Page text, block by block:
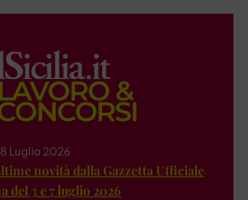
Luglio 2026
novità dalla Gazzetta Ufficiale
del 3 e 7 luglio 2026